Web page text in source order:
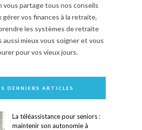
vous partage tous nos conseils
gérer vos finances à la retraite,
les systèmes de retraite
aussi mieux vous soigner et vous
pour vos vieux jours.
DERNIERS ARTICLES
La téléassistance pour seniors :
maintenir son autonomie à